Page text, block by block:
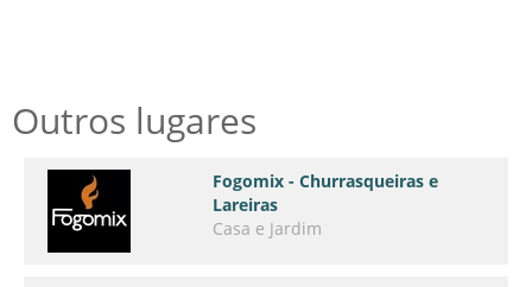
Outros lugares
Fogomix - Churrasqueiras e
Lareiras
Casa e Jardim